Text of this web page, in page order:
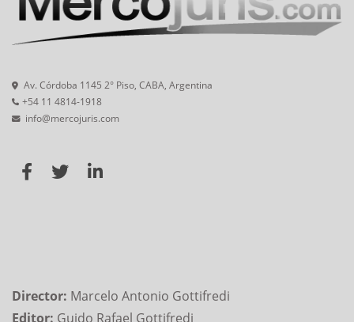
Av. Córdoba 1145 2° Piso, CABA, Argentina
+54 11 4814-1918
info@mercojuris.com
Director: Marcelo Antonio Gottifredi
Editor: Guido Rafael Gottifredi